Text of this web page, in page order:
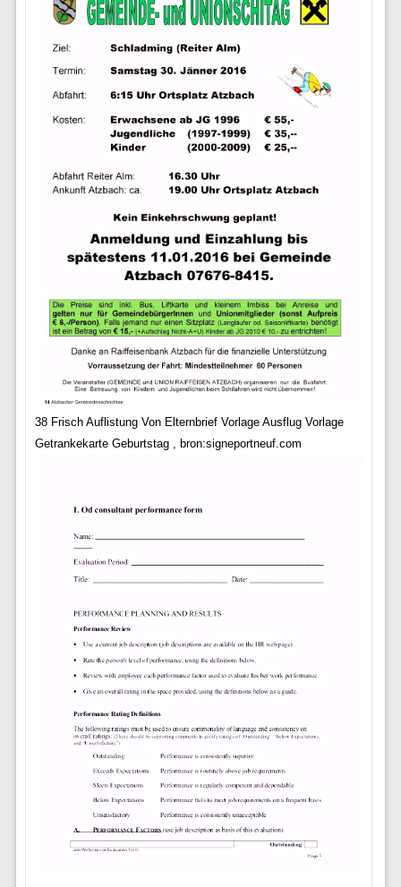
38 Frisch Auflistung Von Elternbrief Vorlage Ausflug Vorlage
Getrankekarte Geburtstag , bron:signeportneuf.com